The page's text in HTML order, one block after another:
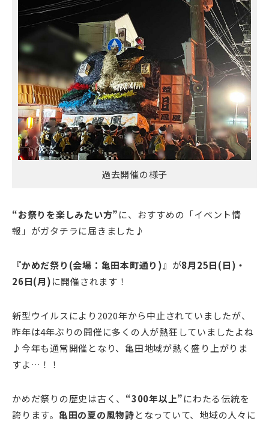
過去開催の様子
“お祭りを楽しみたい方”に、おすすめの「イベント情
報」がガタチラに届きました♪
『かめだ祭り(会場：亀田本町通り)』 が8月25日(日)・
26日(月)に開催されます！
新型ウイルスにより2020年から中止されていましたが、
昨年は4年ぶりの開催に多くの人が熱狂していましたよね
♪今年も通常開催となり、亀田地域が熱く盛り上がりま
すよ…！！
かめだ祭りの歴史は古く、 “300年以上”にわたる伝統を
誇ります。 亀田の夏の風物詩となっていて、地域の人々に